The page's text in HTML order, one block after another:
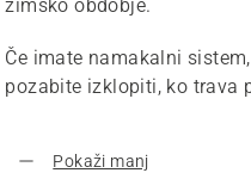
zimsko obdobje.
Če imate namakalni
pozabite izklopiti, ko trava
Pokaži manj